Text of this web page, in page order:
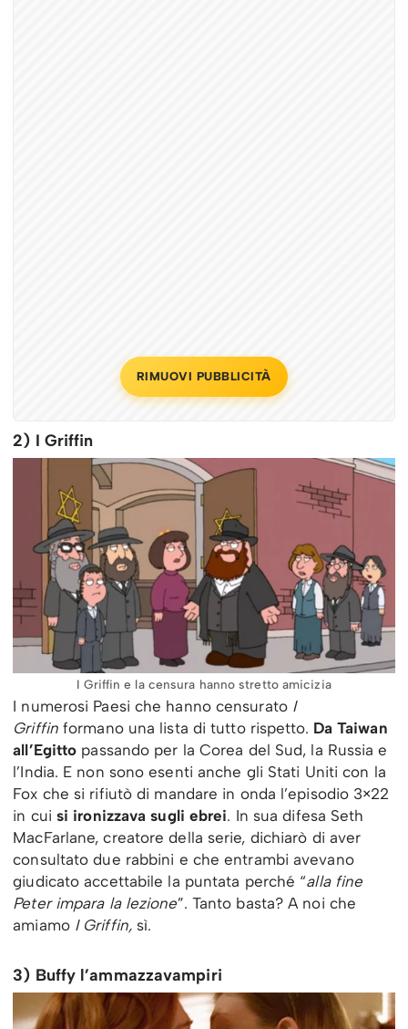
RIMUOVI PUBBLICITÀ
2) I Griffin
I Griffin e la censura hanno stretto amicizia
I numerosi Paesi che hanno censuratoI
Griffinformano una lista di tutto rispetto. Da Taiwan
all’Egitto passando per la Corea del Sud, la Russia e
l’India. E non sono esenti anche gli Stati Uniti con la
Fox che si rifiutò di mandare in onda l’episodio 3×22
in cui si ironizzava sugli ebrei. In sua difesa Seth
MacFarlane, creatore della serie, dichiarò di aver
consultato due rabbini e che entrambi avevano
giudicato accettabile la puntata perché “alla fine
Peter impara la lezione”. Tanto basta? A noi che
amiamo I Griffin,sì.
3) Buffy l’ammazzavampiri